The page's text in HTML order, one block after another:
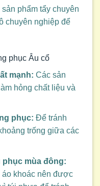
phẩm tẩy chuyên
chuyên nghiệp để
phục Âu cổ
mạnh: Các sản
hỏng chất liệu và
phục: Để tránh
trống giữa các
mùa đông:
khoác nên được